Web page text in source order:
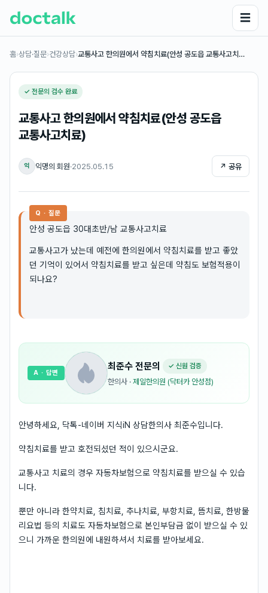
☰
홈›상담·질문›건강상담›교통사고 한의원에서 약침치료(안성 공도읍 교통사고치…
✓ 전문의 검수 완료
교통사고 한의원에서 약침치료(안성 공도읍
교통사고치료)
익 익명의 회원·2025.05.15 ↗ 공유
Q · 질문
안성 공도읍 30대초반/남 교통사고치료
교통사고가 났는데 예전에 한의원에서 약침치료를 받고 좋았
던 기억이 있어서 약침치료를 받고 싶은데 약침도 보험적용이
되나요?
최준수 전문의 ✓ 신원 검증
한의사 · 제일한의원 (닥터카 안성점)
A · 답변
안녕하세요, 닥톡-네이버 지식iN 상담한의사 최준수입니다.
약침치료를 받고 호전되셨던 적이 있으시군요.
교통사고 치료의 경우 자동차보험으로 약침치료를 받으실 수 있습
니다.
뿐만 아니라 한약치료, 침치료, 추나치료, 부항치료, 뜸치료, 한방물
리요법 등의 치료도 자동차보험으로 본인부담금 없이 받으실 수 있
으니 가까운 한의원에 내원하셔서 치료를 받아보세요.